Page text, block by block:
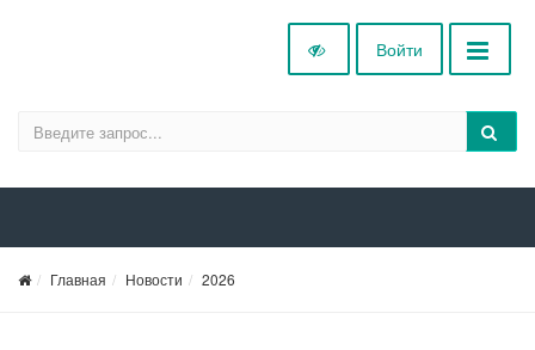
Войти
Главная Новости 2026